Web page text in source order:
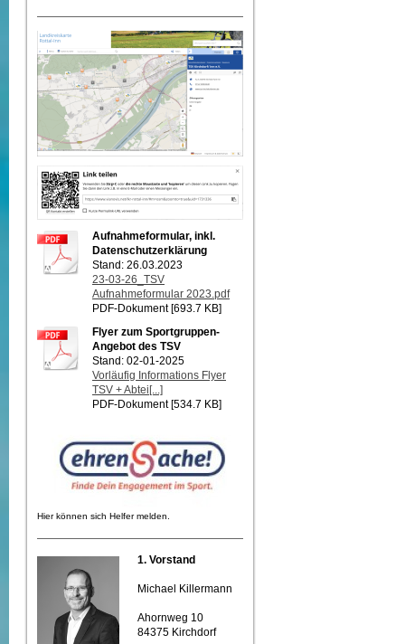
Aufnahmeformular, inkl.
Datenschutzerklärung
Stand: 26.03.2023
23-03-26_TSV
Aufnahmeformular 2023.pdf
PDF-Dokument [693.7 KB]
Flyer zum Sportgruppen-
Angebot des TSV
Stand: 02-01-2025
Vorläufig Informations Flyer
TSV + Abtei[...]
PDF-Dokument [534.7 KB]
Hier können sich Helfer melden.
1. Vorstand
Michael Killermann
Ahornweg 10
84375 Kirchdorf